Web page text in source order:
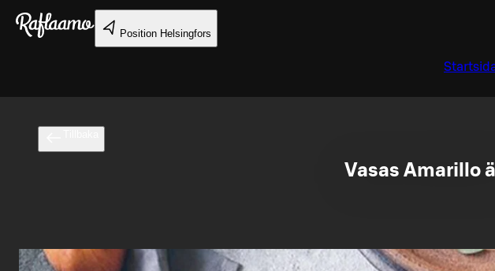
Gå till huvudinnehållet
Position Helsingfors
Vasas Amarillo